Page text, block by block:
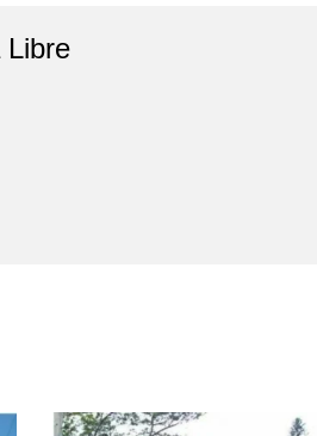
Libre